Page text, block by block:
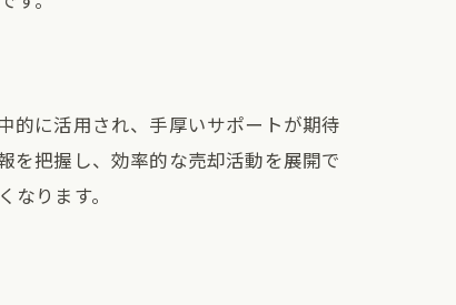
的に活用され、手厚いサポートが期待
を把握し、効率的な売却活動を展開で
ります。